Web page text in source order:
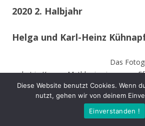
2020 2. Halbjahr
Helga und Karl-Heinz
Das
wohnt in Kamen-Methler in einem von
umgeben von einem naturnahen
naturnahen Wiesen, Obstbäumen und
Bäumen. Die Stämme der von Stürmen
Diese Website benutzt Cookies. Wenn
nutzt, gehen wir von deinem
Einverstanden !